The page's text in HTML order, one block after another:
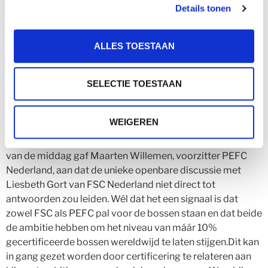
Details tonen
ALLES TOESTAAN
SELECTIE TOESTAAN
WEIGEREN
Sindsdien is er geen eenduidige benadering meer en weet
vrijwel niemand wat wel en wat niet mag of kan. Fred
meent dat de PEFC bosstandaard de
beheer volgens de 6 principes, criteria en normen van
PEFC regelt de sector zelf de boswetgeving en zal de
dalende trend in het bosrecht weer omhoog gestuwd
overheden en het verstevigt en verduidelijkt de wetgeving
voor bosbeheerders. Tijdens het welkom aan het begin
van de middag gaf Maarten Willemen, voorzitter PEFC
Nederland, aan dat de unieke openbare discussie met
Liesbeth Gort van FSC Nederland niet direct tot
antwoorden zou leiden. Wél dat het een signaal is dat
zowel FSC als PEFC pal voor de bossen staan en dat beide
de ambitie hebben om het niveau van máár 10%
gecertificeerde bossen wereldwijd te laten stijgen.Dit kan
in gang gezet worden door certificering te relateren aan